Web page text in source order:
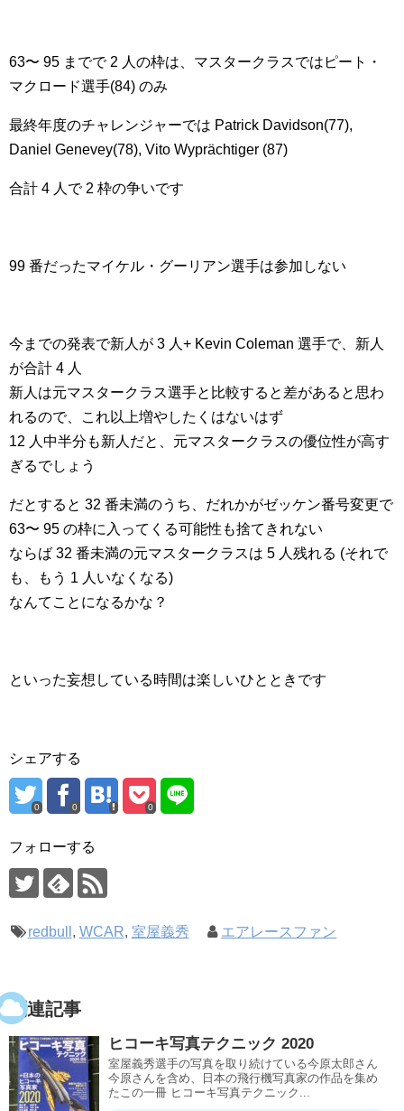
63〜 95 までで 2 人の枠は、マスタークラスではピート・
マクロード選手(84) のみ
最終年度のチャレンジャーでは Patrick Davidson(77),
Daniel Genevey(78), Vito Wyprächtiger (87)
合計 4 人で 2 枠の争いです
99 番だったマイケル・グーリアン選手は参加しない
今までの発表で新人が 3 人+ Kevin Coleman 選手で、新人
が合計 4 人
新人は元マスタークラス選手と比較すると差があると思わ
れるので、これ以上増やしたくはないはず
12 人中半分も新人だと、元マスタークラスの優位性が高す
ぎるでしょう
だとすると 32 番未満のうち、だれかがゼッケン番号変更で
63〜 95 の枠に入ってくる可能性も捨てきれない
ならば 32 番未満の元マスタークラスは 5 人残れる (それで
も、もう 1 人いなくなる)
なんてことになるかな？
といった妄想している時間は楽しいひとときです
シェアする
0 0 0
フォローする
redbull , WCAR, 室屋義秀 エアレースファン
関連記事
ヒコーキ写真テクニック 2020
室屋義秀選手の写真を取り続けている今原太郎さん
今原さんを含め、日本の飛行機写真家の作品を集め
たこの一冊 ヒコーキ写真テクニック...